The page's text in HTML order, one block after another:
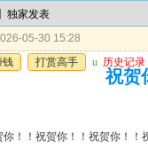
独家发表
05-30 15:28
钱
打赏高手 u 历史记录
祝贺
你！！祝贺你！！祝贺你！！